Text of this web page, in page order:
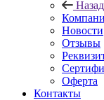
Назад
Новости
Отзывы
Оферта
Контакты